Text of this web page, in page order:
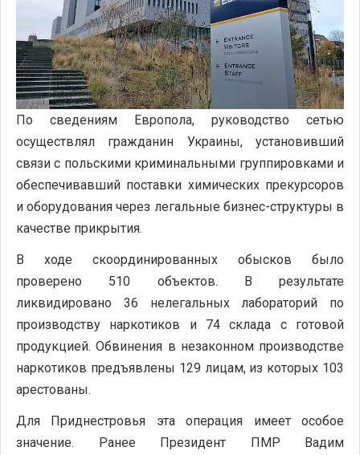
По сведениям Европола, руководство сетью
осуществлял гражданин Украины, установивший
связи с польскими криминальными группировками и
обеспечивавший поставки химических прекурсоров
и оборудования через легальные бизнес-структуры в
качестве прикрытия.
В ходе скоординированных обысков было
проверено 510 объектов. В результате
ликвидировано 36 нелегальных лабораторий по
производству наркотиков и 74 склада с готовой
продукцией. Обвинения в незаконном производстве
наркотиков предъявлены 129 лицам, из которых 103
арестованы.
Для Приднестровья эта операция имеет особое
значение. Ранее Президент ПМР Вадим